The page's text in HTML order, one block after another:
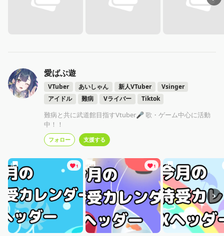
愛ばぶ遊
VTuber あいしゃん 新人VTuber
Vsinger
アイドル
難病 Vライバー Tiktok
難病と共に武道館目指すVtuber🎤 歌・ゲーム中心に活動
中！！
フォロー 支援する
1 1